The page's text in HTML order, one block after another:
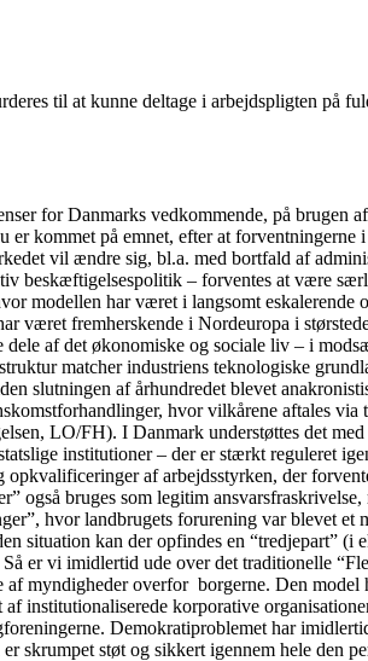
til at kunne deltage i arbejdspligten på
for Danmarks vedkommende, på
kommet på emnet, efter at forventningerne
vil ændre sig, bl.a. med bortfald af
beskæftigelsespolitik – forventes at være
modellen har været i langsomt
været fremherskende i Nordeuropa i
af det økonomiske og sociale liv – i
matcher industriens teknologiske
slutningen af århundredet blevet
hvor vilkårene aftales
LO/FH). I Danmark understøttes det
institutioner – der er stærkt reguleret
af arbejdsstyrken, der
også bruges som legitim
hvor landbrugets forurening var blevet
situation kan der opfindes en “tredjepart”
er vi imidlertid ude over det traditionelle
myndigheder overfor borgerne. Den
institutionaliserede korporative
Demokratiproblemet har
skrumpet støt og sikkert igennem hele den